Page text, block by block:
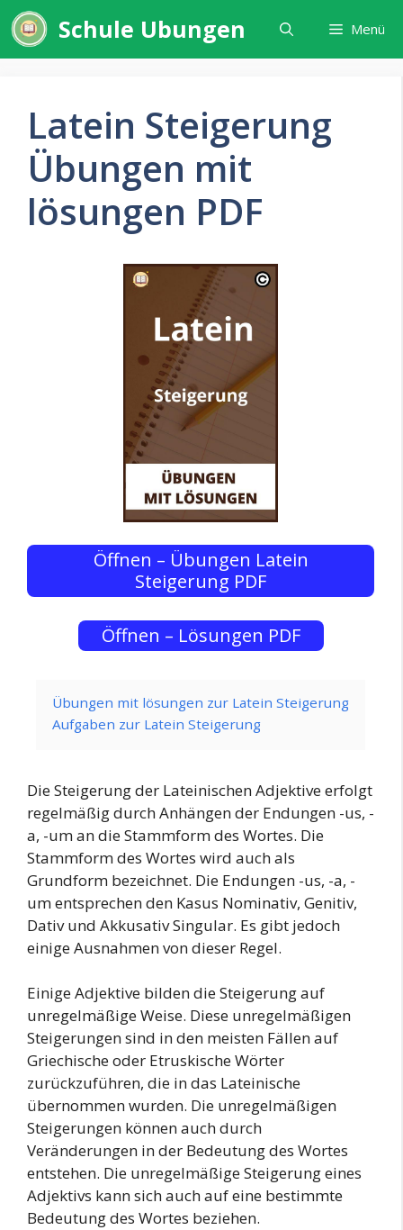
Zum
Inhalt
springen
Schule Ubungen Menü
Latein Steigerung
Übungen mit
lösungen PDF
Öffnen – Übungen Latein
Steigerung PDF
Öffnen – Lösungen PDF
Übungen mit lösungen zur Latein Steigerung
Aufgaben zur Latein Steigerung
Die Steigerung der Lateinischen Adjektive erfolgt
regelmäßig durch Anhängen der Endungen -us, -
a, -um an die Stammform des Wortes. Die
Stammform des Wortes wird auch als
Grundform bezeichnet. Die Endungen -us, -a, -
um entsprechen den Kasus Nominativ, Genitiv,
Dativ und Akkusativ Singular. Es gibt jedoch
einige Ausnahmen von dieser Regel.
Einige Adjektive bilden die Steigerung auf
unregelmäßige Weise. Diese unregelmäßigen
Steigerungen sind in den meisten Fällen auf
Griechische oder Etruskische Wörter
zurückzuführen, die in das Lateinische
übernommen wurden. Die unregelmäßigen
Steigerungen können auch durch
Veränderungen in der Bedeutung des Wortes
entstehen. Die unregelmäßige Steigerung eines
Adjektivs kann sich auch auf eine bestimmte
Bedeutung des Wortes beziehen.